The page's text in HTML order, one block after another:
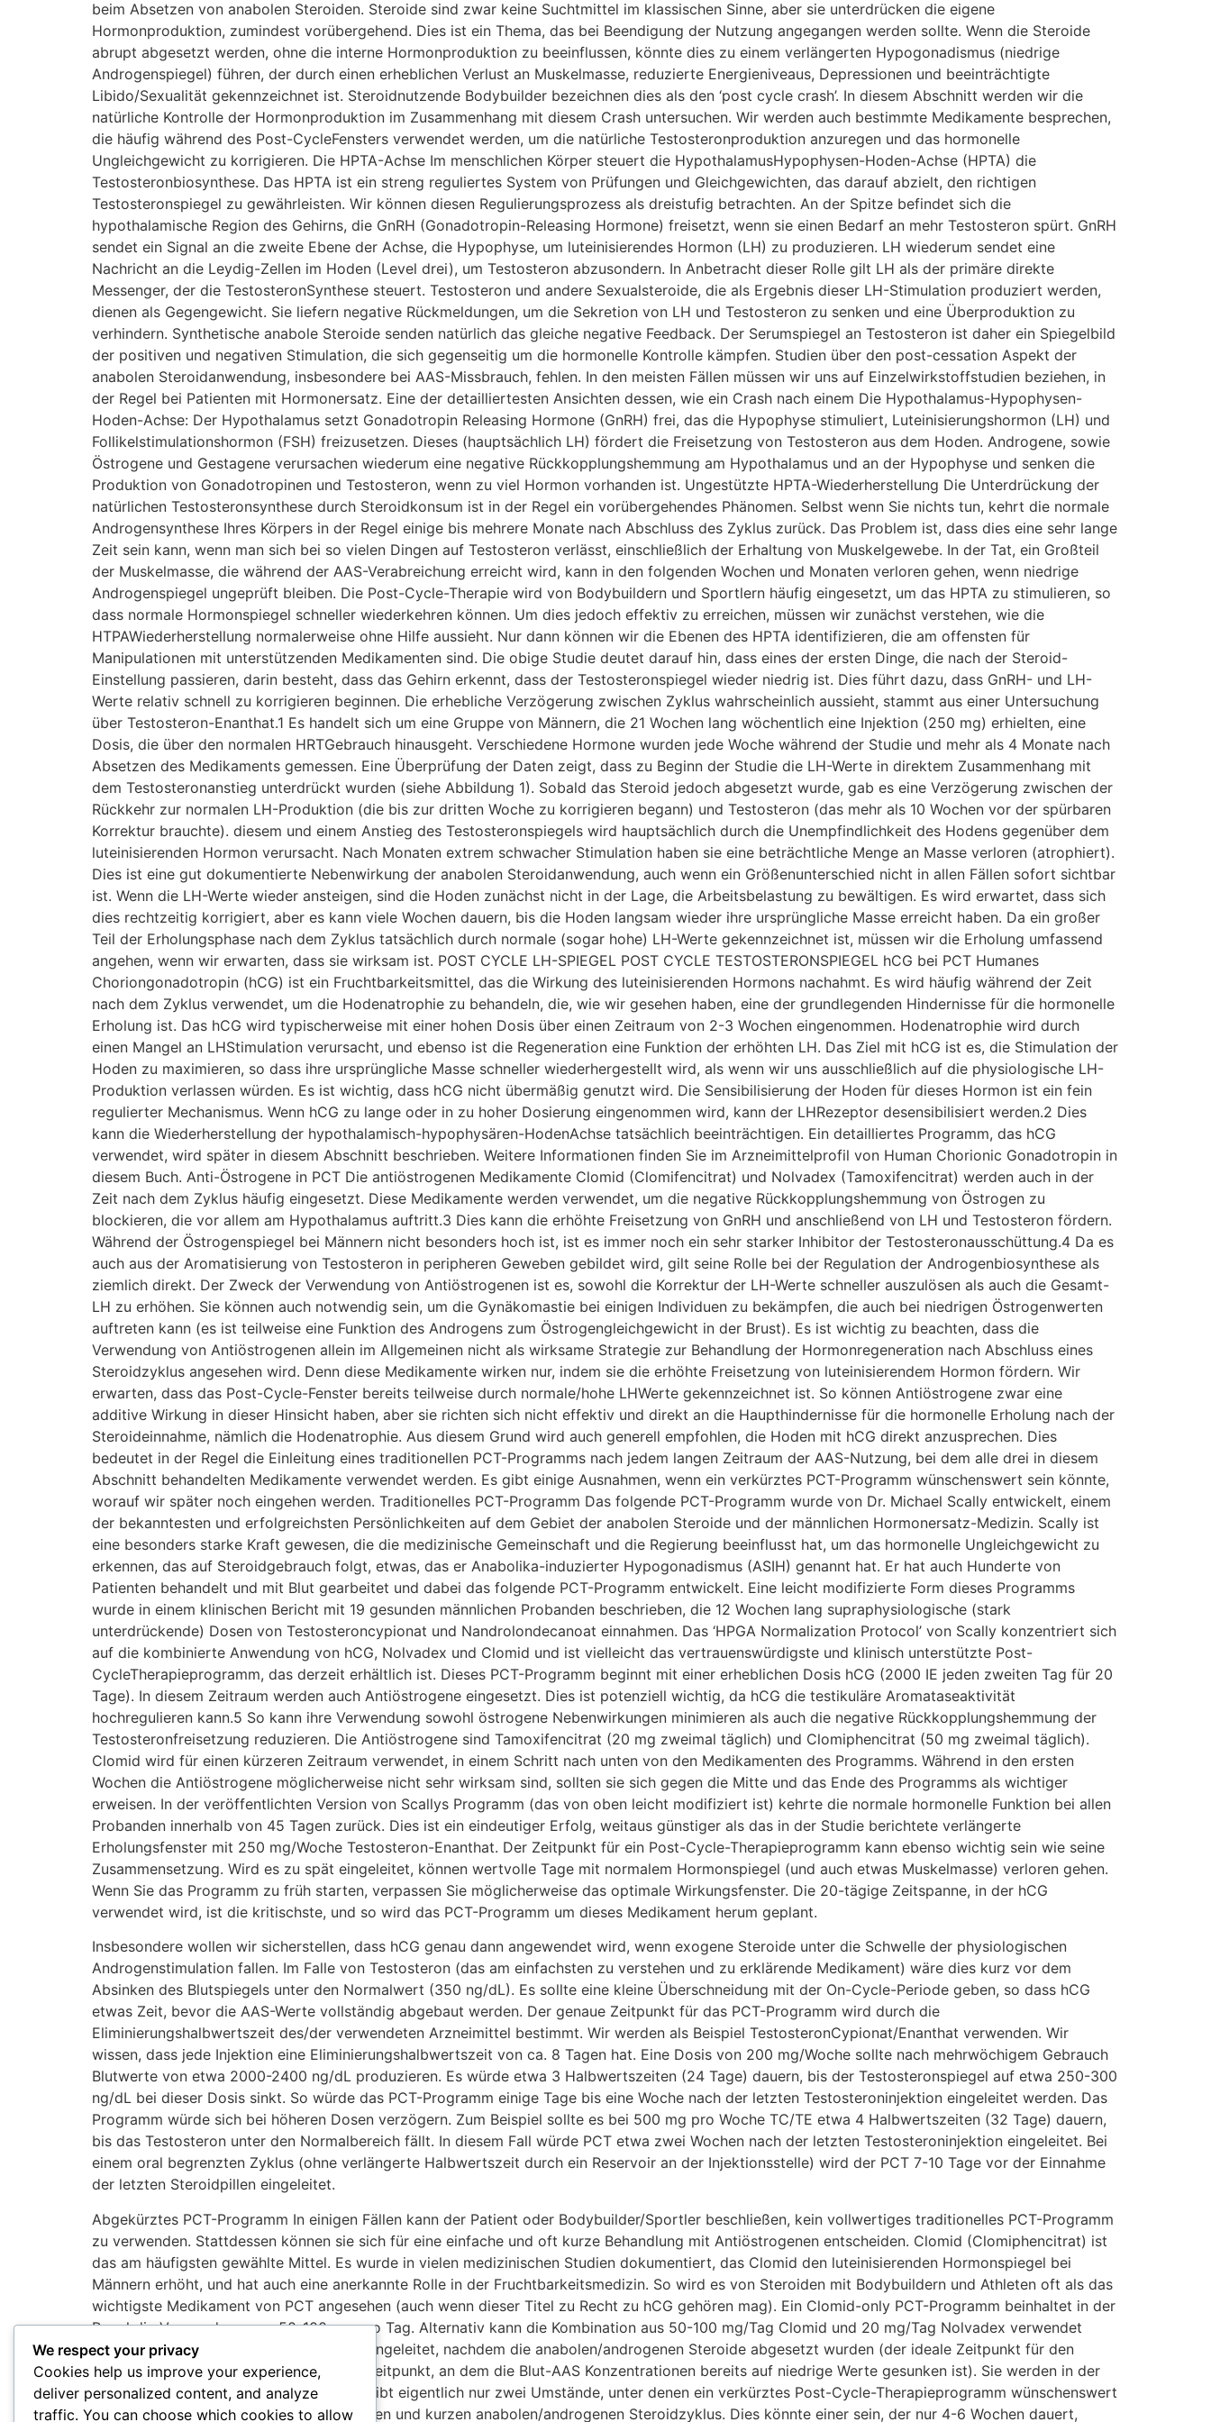
Insbesondere wollen wir sicherstellen, dass hCG genau dann angewendet wird, wenn exogene Steroide unter die Schwelle der physiologischen
Androgenstimulation fallen. Im Falle von Testosteron (das am einfachsten zu verstehen und zu erklärende Medikament) wäre dies kurz vor dem
Absinken des Blutspiegels unter den Normalwert (350 ng/dL). Es sollte eine kleine Überschneidung mit der On-Cycle-Periode geben, so dass hCG
etwas Zeit, bevor die AAS-Werte vollständig abgebaut werden. Der genaue Zeitpunkt für das PCT-Programm wird durch die
Eliminierungshalbwertszeit des/der verwendeten Arzneimittel bestimmt. Wir werden als Beispiel TestosteronCypionat/Enanthat verwenden. Wir
wissen, dass jede Injektion eine Eliminierungshalbwertszeit von ca. 8 Tagen hat. Eine Dosis von 200 mg/Woche sollte nach mehrwöchigem Gebrauch
Blutwerte von etwa 2000-2400 ng/dL produzieren. Es würde etwa 3 Halbwertszeiten (24 Tage) dauern, bis der Testosteronspiegel auf etwa 250-300
ng/dL bei dieser Dosis sinkt. So würde das PCT-Programm einige Tage bis eine Woche nach der letzten Testosteroninjektion eingeleitet werden. Das
Programm würde sich bei höheren Dosen verzögern. Zum Beispiel sollte es bei 500 mg pro Woche TC/TE etwa 4 Halbwertszeiten (32 Tage) dauern,
bis das Testosteron unter den Normalbereich fällt. In diesem Fall würde PCT etwa zwei Wochen nach der letzten Testosteroninjektion eingeleitet. Bei
einem oral begrenzten Zyklus (ohne verlängerte Halbwertszeit durch ein Reservoir an der Injektionsstelle) wird der PCT 7-10 Tage vor der Einnahme
der letzten Steroidpillen eingeleitet.
Abgekürztes PCT-Programm In einigen Fällen kann der Patient oder Bodybuilder/Sportler beschließen, kein vollwertiges traditionelles PCT-Programm
zu verwenden. Stattdessen können sie sich für eine einfache und oft kurze Behandlung mit Antiöstrogenen entscheiden. Clomid (Clomiphencitrat) ist
das am häufigsten gewählte Mittel. Es wurde in vielen medizinischen Studien dokumentiert, das Clomid den luteinisierenden Hormonspiegel bei
Männern erhöht, und hat auch eine anerkannte Rolle in der Fruchtbarkeitsmedizin. So wird es von Steroiden mit Bodybuildern und Athleten oft als das
wichtigste Medikament von PCT angesehen (auch wenn dieser Titel zu Recht zu hCG gehören mag). Ein Clomid-only PCT-Programm beinhaltet in der
Regel die Verwendung von 50-100 mg pro Tag. Alternativ kann die Kombination aus 50-100 mg/Tag Clomid und 20 mg/Tag Nolvadex verwendet
werden. Die Antiöstrogene werden erst eingeleitet, nachdem die anabolen/androgenen Steroide abgesetzt wurden (der ideale Zeitpunkt für den
Beginn der Antiöstrogentherapie ist der Zeitpunkt, an dem die Blut-AAS Konzentrationen bereits auf niedrige Werte gesunken ist). Sie werden in der
Regel für 30-45 Tage eingenommen. Es gibt eigentlich nur zwei Umstände, unter denen ein verkürztes Post-Cycle-Therapieprogramm wünschenswert
sein könnte. Der erste folgt einem isolierten und kurzen anabolen/androgenen Steroidzyklus. Dies könnte einer sein, der nur 4-6 Wochen dauert,
We respect your privacy
Cookies help us improve your experience,
deliver personalized content, and analyze
traffic. You can choose which cookies to allow